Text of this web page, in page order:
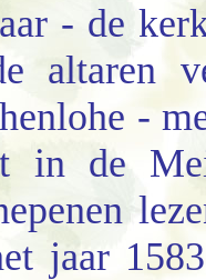
- de
altaren
-
in de
jaar